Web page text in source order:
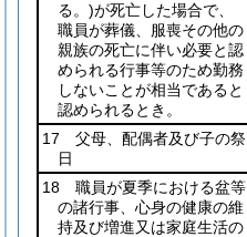
る。)が死亡した場合で、
職員が葬儀、服喪その他の
親族の死亡に伴い必要と認
められる行事等のため勤務
しないことが相当であると
認められるとき。
17 父母、配偶者及び子の祭
日
18 職員が夏季における盆等
の諸行事、心身の健康の維
持及び増進又は家庭生活の